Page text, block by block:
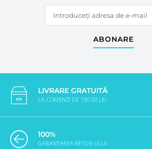
ABONARE
LIVRARE GRATUITĂ
LA COMENZI DE 150.00 LEI
100%
GARANTAREA RETUR-ULUI